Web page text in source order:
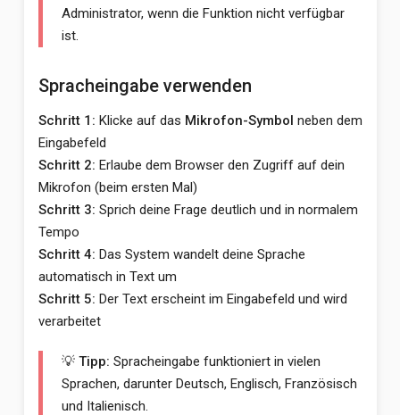
Administrator, wenn die Funktion nicht verfügbar
ist.
Spracheingabe verwenden
Schritt 1: Klicke auf das Mikrofon-Symbol neben dem
Eingabefeld
Schritt 2: Erlaube dem Browser den Zugriff auf dein
Mikrofon (beim ersten Mal)
Schritt 3: Sprich deine Frage deutlich und in normalem
Tempo
Schritt 4: Das System wandelt deine Sprache
automatisch in Text um
Schritt 5: Der Text erscheint im Eingabefeld und wird
verarbeitet
💡 Tipp: Spracheingabe funktioniert in vielen
Sprachen, darunter Deutsch, Englisch, Französisch
und Italienisch.